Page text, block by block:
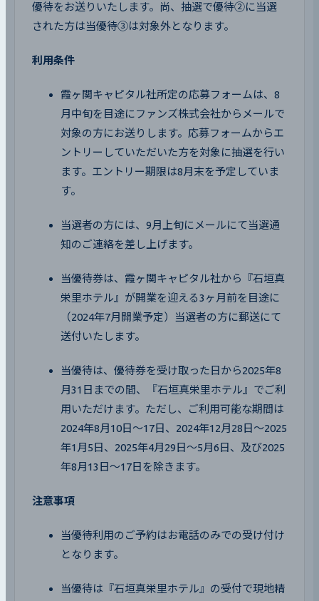
優待をお送りいたします。尚、抽選で優待②に当選
された方は当優待③は対象外となります。
利用条件
霞ヶ関キャピタル社所定の応募フォームは、8
月中旬を目途にファンズ株式会社からメールで
対象の方にお送りします。応募フォームからエ
ントリーしていただいた方を対象に抽選を行い
ます。エントリー期限は8月末を予定していま
す。
当選者の方には、9月上旬にメールにて当選通
知のご連絡を差し上げます。
当優待券は、霞ヶ関キャピタル社から『石垣真
栄里ホテル』が開業を迎える3ヶ月前を目途に
（2024年7月開業予定）当選者の方に郵送にて
送付いたします。
当優待は、優待券を受け取った日から2025年8
月31日までの間、『石垣真栄里ホテル』でご利
用いただけます。ただし、ご利用可能な期間は
2024年8月10日～17日、2024年12月28日～2025
年1月5日、2025年4月29日〜5月6日、及び2025
年8月13日～17日を除きます。
注意事項
当優待利用のご予約はお電話のみでの受け付け
となります。
当優待は『石垣真栄里ホテル』の受付で現地精